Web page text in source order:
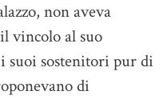
non aveva
vincolo al suo
suoi sostenitori pur di
di